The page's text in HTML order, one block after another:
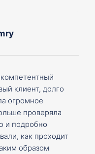
клиент, долго
огромное
проверяла
и подробно
как проходит
образом